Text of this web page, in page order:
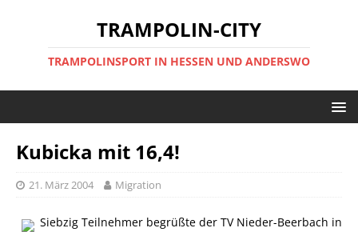
TRAMPOLIN-CITY
TRAMPOLINSPORT IN HESSEN UND ANDERSWO
Kubicka mit 16,4!
21. März 2004 Migration
Siebzig Teilnehmer begrüßte der TV Nieder-Beerbach in